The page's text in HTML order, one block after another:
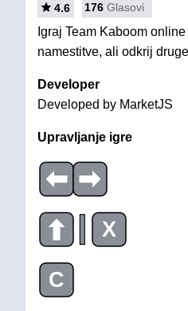
4.6 176 Glasovi
Igraj Team Kaboom
namestitve, ali odkrij
Developer
Developed by MarketJS
Upravljanje igre
| X
C